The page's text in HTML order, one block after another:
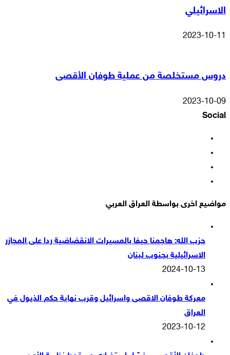
الاسرائيلي
2023-10-11
دروس مستخلصة من عملية طوفان الأقصى
2023-10-09
Social
مواضيع اخرى بواسطة العراق العربي
حزب الله: هاجمنا حيفا بالمسيرات الانقضاضية ردا على المجازر
الاسرائيلية بجنوب لبنان
2024-10-13
معركة طوفان الاقصى واسرائيل وقرب نهاية حكم الذيول في
العراق
2023-10-12